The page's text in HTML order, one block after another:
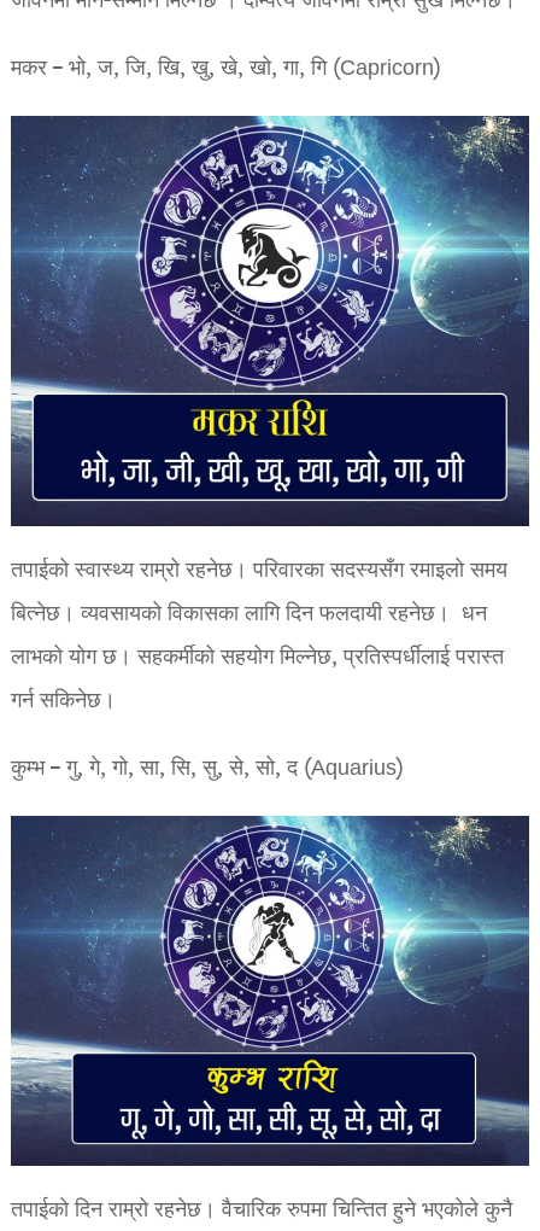
मकर – भो, ज, जि, खि, खु, खे, खो, गा, गि (Capricorn)
तपाईको स्वास्थ्य राम्रो रहनेछ। परिवारका सदस्यसँग रमाइलो समय
बित्नेछ। व्यवसायको विकासका लागि दिन फलदायी रहनेछ। धन
लाभको योग छ। सहकर्मीको सहयोग मिल्नेछ, प्रतिस्पर्धीलाई परास्त
गर्न सकिनेछ।
कुम्भ – गु, गे, गो, सा, सि, सु, से, सो, द (Aquarius)
तपाईको दिन राम्रो रहनेछ। वैचारिक रुपमा चिन्तित हुने भएकोले कुनै